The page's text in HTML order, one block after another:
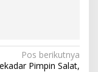
Pos berikutnya
Pimpin Salat,